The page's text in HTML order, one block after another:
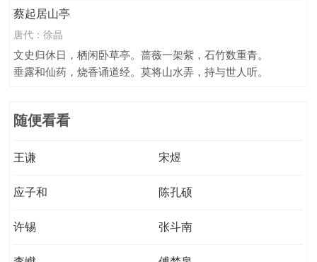
蔡起居山亭
唐代：徐晶
文史归休日，栖闲卧草亭。蔷薇一架紫，石竹数重青。
垂露和仙药，烧香诵道经。莫将山水弄，持与世人听。
随便看看
王谦 宋煜
应子和 陈孔硕
许锡 张斗南